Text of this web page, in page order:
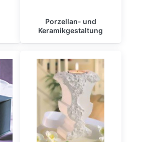
Porzellan- und
Keramikgestaltung